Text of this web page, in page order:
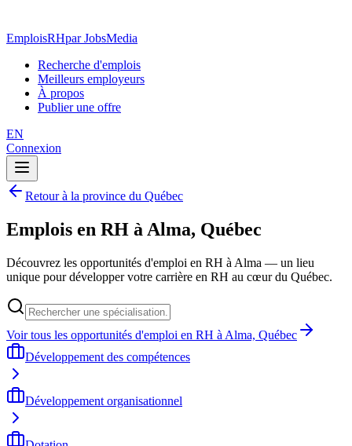
EmploisRHpar JobsMedia
Recherche d'emplois
Meilleurs employeurs
À propos
Publier une offre
EN
Connexion
Retour à la province du Québec
Emplois en RH à Alma, Québec
Découvrez les opportunités d'emploi en RH à Alma — un lieu
unique pour développer votre carrière en RH au cœur du Québec.
Voir tous les opportunités d'emploi en RH à Alma, Québec
Développement des compétences
Développement organisationnel